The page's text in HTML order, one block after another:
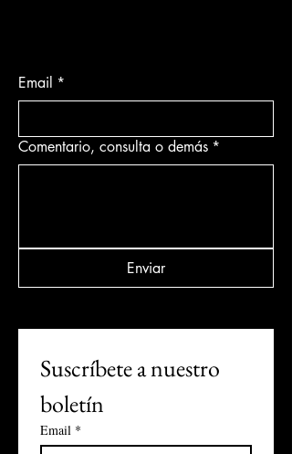
Email *
Comentario, consulta o demás *
Enviar
Suscríbete a nuestro
boletín
Email *